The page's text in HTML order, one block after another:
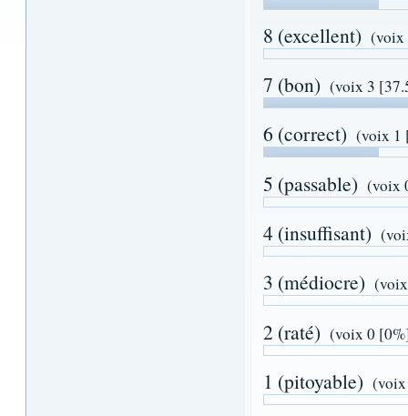
8 (excellent) (voix
7 (bon) (voix 3
6 (correct) (voix 1
5 (passable) (voix
4 (insuffisant)
3 (médiocre)
2 (raté) (voix 0
1 (pitoyable)